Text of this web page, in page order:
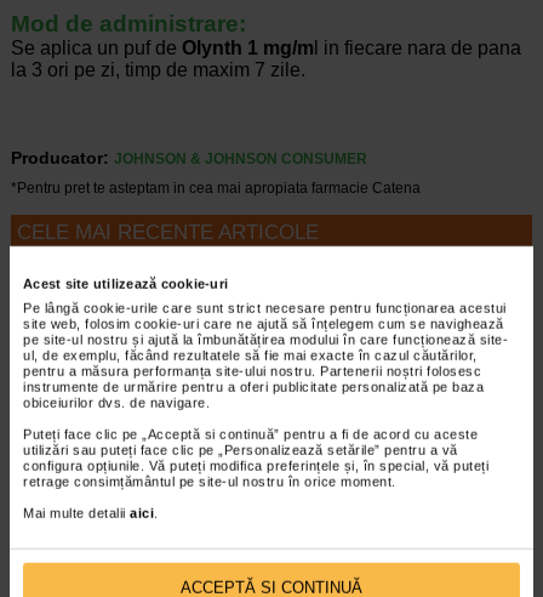
Acest site utilizează cookie-uri
Pe lângă cookie-urile care sunt strict necesare pentru funcționarea acestui
site web, folosim cookie-uri care ne ajută să înțelegem cum se navighează
pe site-ul nostru și ajută la îmbunătățirea modului în care funcționează site-
ul, de exemplu, făcând rezultatele să fie mai exacte în cazul căutărilor,
pentru a măsura performanța site-ului nostru. Partenerii noștri folosesc
instrumente de urmărire pentru a oferi publicitate personalizată pe baza
obiceiurilor dvs. de navigare.
Puteți face clic pe „Acceptă si continuă” pentru a fi de acord cu aceste
utilizări sau puteți face clic pe „Personalizează setările” pentru a vă
configura opțiunile. Vă puteți modifica preferințele și, în special, vă puteți
retrage consimțământul pe site-ul nostru în orice moment.
Mai multe detalii aici.
ACCEPTĂ SI CONTINUĂ
Mod de administrare:
Se aplica un puf de Olynth 1 mg/m l in fiecare nara de pana
la 3 ori pe zi, timp de maxim 7 zile.
Producator: JOHNSON & JOHNSON CONSUMER
*Pentru pret te asteptam in cea mai apropiata farmacie Catena
CELE MAI RECENTE ARTICOLE
Cum sa va dezvoltati inteligenta emotionala:
metode prin care va puteti imbunatati EQ-ul
Boli neurologice si psihice
Inteligenta emotionala (EQ) se refera la
capacitatea de a identifica si gestiona
propriile emotii, precum si emotiile celorlalti.
In general, se spune ca inteligenta
emotionala cuprinde cateva abilitati:…
Timp de citire:4 minute, 39 secunde 6 august 2026
Enurezisul este termenul medical pentru
pierderea accidentala de urina, de obicei in
timpul somnului. Este o afectiune frecventa